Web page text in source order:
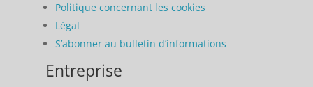
Politique concernant les cookies
Légal
S’abonner au bulletin d’informations
Entreprise